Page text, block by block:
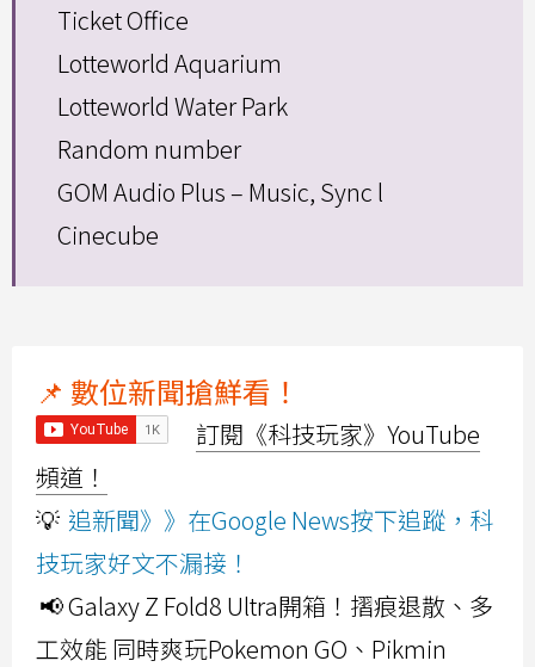
Ticket Office
Lotteworld Aquarium
Lotteworld Water Park
Random number
GOM Audio Plus – Music, Sync l
Cinecube
📌 數位新聞搶鮮看！
訂閱《科技玩家》YouTube
頻道！
💡 追新聞》》在Google News按下追蹤，科
技玩家好文不漏接！
📢 Galaxy Z Fold8 Ultra開箱！摺痕退散、多
工效能 同時爽玩Pokemon GO、Pikmin